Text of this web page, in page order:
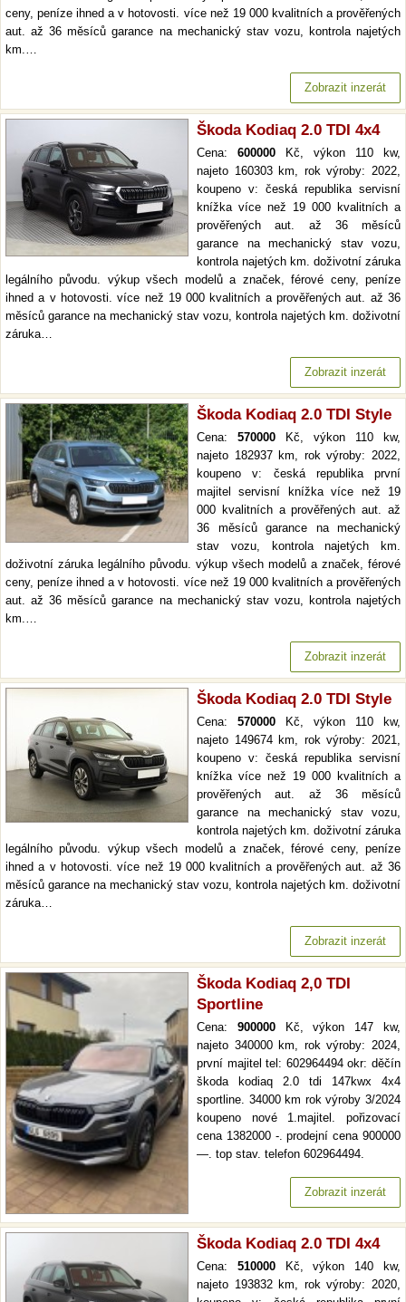
ceny, peníze ihned a v hotovosti. více než 19 000 kvalitních a prověřených
aut. až 36 měsíců garance na mechanický stav vozu, kontrola najetých
km.…
Zobrazit inzerát
Škoda Kodiaq 2.0 TDI 4x4
Cena: 600000 Kč, výkon 110 kw,
najeto 160303 km, rok výroby: 2022,
koupeno v: česká republika servisní
knížka více než 19 000 kvalitních a
prověřených aut. až 36 měsíců
garance na mechanický stav vozu,
kontrola najetých km. doživotní záruka
legálního původu. výkup všech modelů a značek, férové ceny, peníze
ihned a v hotovosti. více než 19 000 kvalitních a prověřených aut. až 36
měsíců garance na mechanický stav vozu, kontrola najetých km. doživotní
záruka…
Zobrazit inzerát
Škoda Kodiaq 2.0 TDI Style
Cena: 570000 Kč, výkon 110 kw,
najeto 182937 km, rok výroby: 2022,
koupeno v: česká republika první
majitel servisní knížka více než 19
000 kvalitních a prověřených aut. až
36 měsíců garance na mechanický
stav vozu, kontrola najetých km.
doživotní záruka legálního původu. výkup všech modelů a značek, férové
ceny, peníze ihned a v hotovosti. více než 19 000 kvalitních a prověřených
aut. až 36 měsíců garance na mechanický stav vozu, kontrola najetých
km.…
Zobrazit inzerát
Škoda Kodiaq 2.0 TDI Style
Cena: 570000 Kč, výkon 110 kw,
najeto 149674 km, rok výroby: 2021,
koupeno v: česká republika servisní
knížka více než 19 000 kvalitních a
prověřených aut. až 36 měsíců
garance na mechanický stav vozu,
kontrola najetých km. doživotní záruka
legálního původu. výkup všech modelů a značek, férové ceny, peníze
ihned a v hotovosti. více než 19 000 kvalitních a prověřených aut. až 36
měsíců garance na mechanický stav vozu, kontrola najetých km. doživotní
záruka…
Zobrazit inzerát
Škoda Kodiaq 2,0 TDI
Sportline
Cena: 900000Kč, výkon 147 kw,
najeto 340000 km, rok výroby: 2024,
první majitel tel: 602964494 okr: děčín
škoda kodiaq 2.0 tdi 147kwx 4x4
sportline. 34000 km rok výroby 3/2024
koupeno nové 1.majitel. pořizovací
cena 1382000 -. prodejní cena 900000
—. top stav. telefon 602964494.
Zobrazit inzerát
Škoda Kodiaq 2.0 TDI 4x4
Cena: 510000Kč, výkon 140 kw,
najeto 193832 km, rok výroby: 2020,